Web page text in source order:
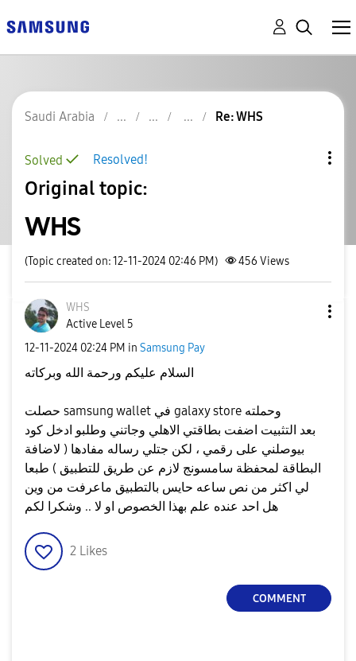
Saudi Arabia Re: WHS
Resolved!
Solved
Original topic:
WHS
(Topic created on: 12-11-2024 02:46 PM) 456 Views
WHS
Active Level 5
‎12-11-2024 02:24 PM in Samsung Pay
بعد التثبيت اضفت بطاقتي الاهلي وجاتني وطلبو ادخل كود
بيوصلني على رقمي ، لكن جتلي رساله مفادها ( لاضافة
البطاقة لمحفظة سامسونج لازم عن طريق للتطبيق ) طبعا
هل احد عنده علم بهذا الخصوص او لا .. وشكرا لكم
2 Likes
COMMENT